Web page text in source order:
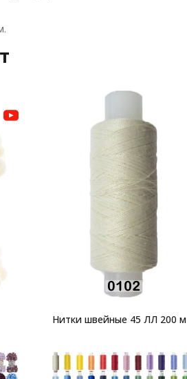
Нитки швейные 45 ЛЛ 200 м